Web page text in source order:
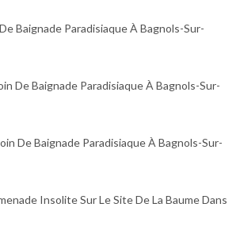
Baignade Paradisiaque À Bagnols-Sur-
De Baignade Paradisiaque À Bagnols-Sur-
De Baignade Paradisiaque À Bagnols-Sur-
Insolite Sur Le Site De La Baume Dans